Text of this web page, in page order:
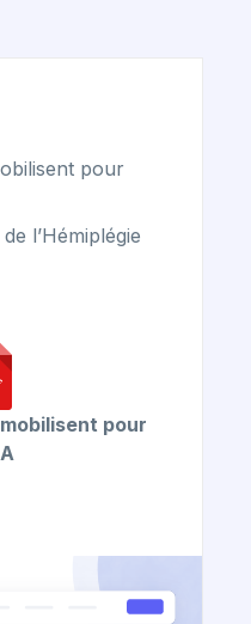
pour
l’Hémiplégie
mobilisent pour